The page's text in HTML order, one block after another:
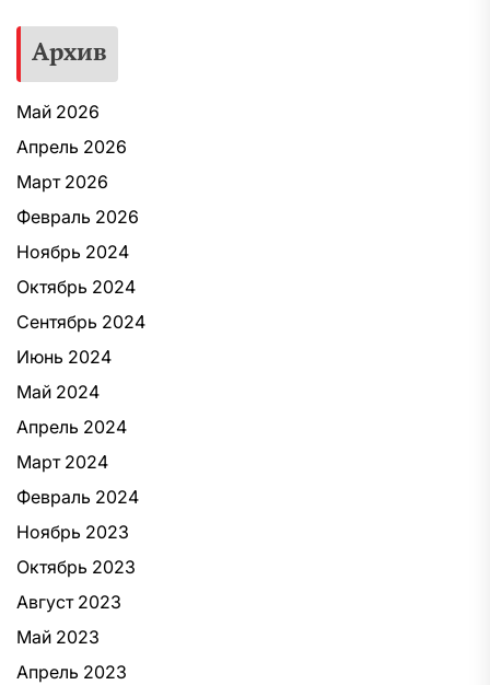
Архив
Май 2026
Апрель 2026
Март 2026
Февраль 2026
Ноябрь 2024
Октябрь 2024
Сентябрь 2024
Июнь 2024
Май 2024
Апрель 2024
Март 2024
Февраль 2024
Ноябрь 2023
Октябрь 2023
Август 2023
Май 2023
Апрель 2023